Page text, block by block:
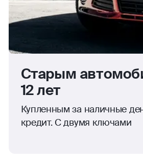
Старым
12 лет
Купленным за наличные
кредит. С двумя ключами